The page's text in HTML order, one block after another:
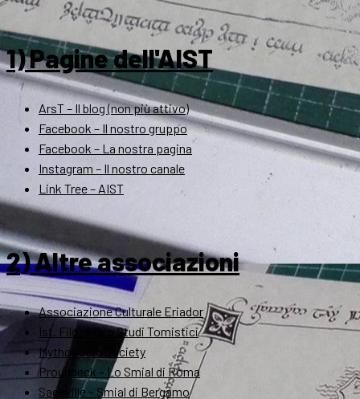
1) Pagine dell'AIST
ArsT – Il blog (non più attivo)
Facebook – Il nostro gruppo
Facebook – La nostra pagina
Instagram – Il nostro canale
Link Tree – AIST
2) Altre associazioni
Associazione Culturale Eriador
Ist. Filosofico Studi Tomistici
Mythopoeic Society
Proudneck – Lo Smial di Roma
Sackville – Smial di Bergamo